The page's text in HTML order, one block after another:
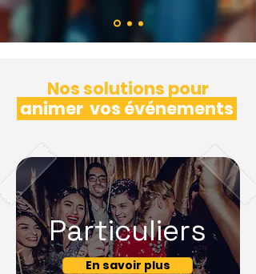
Nos solutions pour
animer vos événements
En savoir plus
Particuliers